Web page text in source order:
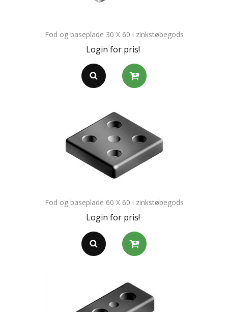
Fod og baseplade 30 X 60 i zinkstøbegods
Login for pris!
Fod og baseplade 60 X 60 i zinkstøbegods
Login for pris!